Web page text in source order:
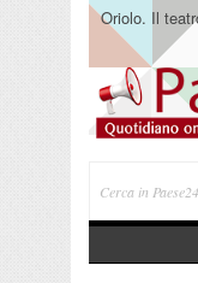
Oriolo. Il